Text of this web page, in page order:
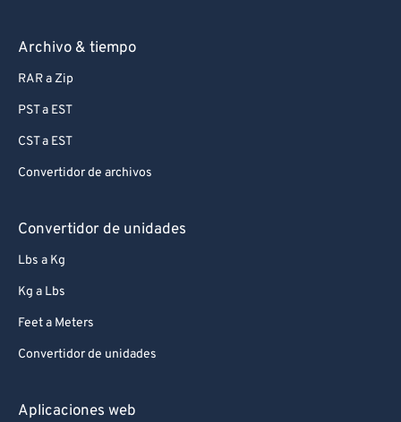
Archivo & tiempo
RAR a Zip
PST a EST
CST a EST
Convertidor de archivos
Convertidor de unidades
Lbs a Kg
Kg a Lbs
Feet a Meters
Convertidor de unidades
Aplicaciones web